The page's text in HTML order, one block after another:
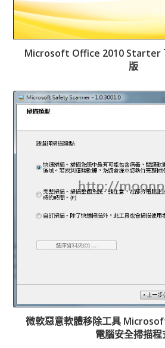
Microsoft Office 2010 Starter
版
微軟惡意軟體移除工具
電腦安全掃描程